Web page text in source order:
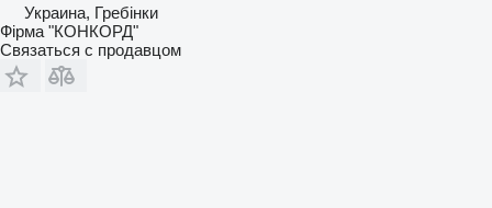
Украина, Гребінки
Фірма "КОНКОРД"
Связаться с продавцом